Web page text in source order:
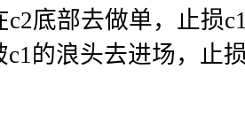
c2底部去做单，止损
c1的浪头去进场，止